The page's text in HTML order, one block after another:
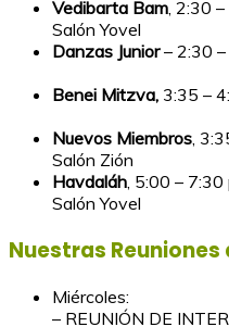
Vedibarta Bam , 2:30
Salón Yovel
Danzas Junior–
Salón
Benei Mitzva,
Salón
Nuevos Miembros ,
Salón Zión
Havdaláh , 5:00 – 7:30
Salón Yovel
Nuestras Reuniones
Miércoles:
– REUNIÓN DE